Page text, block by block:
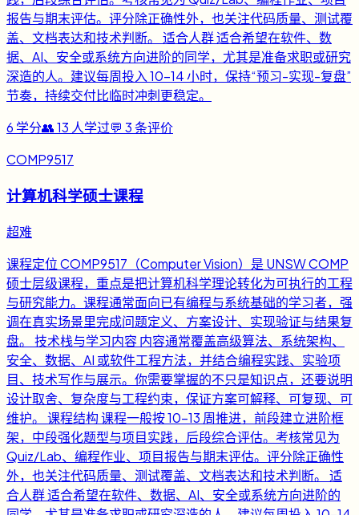
报告与期末评估。评分除正确性外，也关注代码质量、测试覆
盖、文档表达和技术判断。 适合人群 适合希望在软件、数
据、AI、安全或系统方向进阶的同学，尤其是准备求职或研究
深造的人。建议每周投入 10-14 小时，保持“预习-实现-复盘”
节奏，持续交付比临时冲刺更稳定。
6 学分👥13 人学过💬 3条评价
COMP9517
计算机科学硕士课程
超难
课程定位 COMP9517（Computer Vision）是 UNSW COMP
硕士层级课程，重点是把计算机科学理论转化为可执行的工程
与研究能力。课程通常面向已有编程与系统基础的学习者，强
调在真实场景里完成问题定义、方案设计、实现验证与结果复
盘。 技术栈与学习内容 内容通常覆盖高级算法、系统架构、
安全、数据、AI 或软件工程方法，并结合编程实践、实验项
目、技术写作与展示。你需要掌握的不只是知识点，还要说明
设计取舍、复杂度与工程约束，保证方案可解释、可复现、可
维护。 课程结构 课程一般按 10-13 周推进，前段建立进阶框
架，中段强化题型与项目实践，后段综合评估。考核常见为
Quiz/Lab、编程作业、项目报告与期末评估。评分除正确性
外，也关注代码质量、测试覆盖、文档表达和技术判断。 适
合人群 适合希望在软件、数据、AI、安全或系统方向进阶的